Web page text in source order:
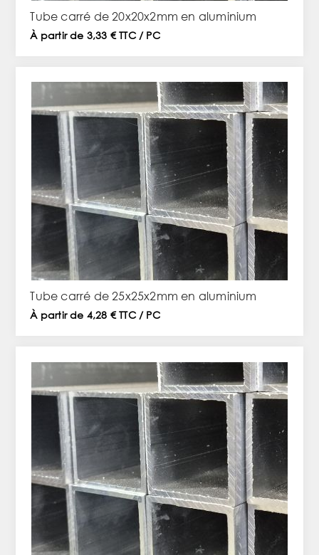
Tube carré de 20x20x2mm en aluminium
À partir de 3,33 € TTC / PC
Tube carré de 25x25x2mm en aluminium
À partir de 4,28 € TTC / PC